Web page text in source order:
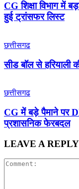
CG शिक्षा विभाग में
हुई ट्रांसफर लिस्ट
छत्तीसगढ
सीड बॉल से हरियाली
छत्तीसगढ
CG में बड़े पैमाने पर
प्रशासनिक फेरबदल
LEAVE A REPLY